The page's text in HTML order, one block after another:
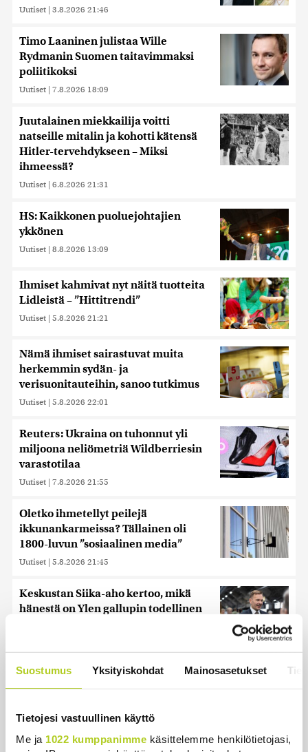
Suostumus Yksityiskohdat Mainosasetukset
Tietojesi vastuullinen käyttö
Me ja 1022 kumppanimme käsittelemme henkilötietojasi,
Uutiset | 3.8.2026 21:46
Timo Laaninen julistaa Wille
Rydmanin Suomen taitavimmaksi
poliitikoksi
Uutiset | 7.8.2026 18:09
Juutalainen miekkailija voitti
natseille mitalin ja kohotti kätensä
Hitler-tervehdykseen – Miksi
ihmeessä?
Uutiset | 6.8.2026 21:31
HS: Kaikkonen puoluejohtajien
ykkönen
Uutiset | 8.8.2026 13:09
Ihmiset kahmivat nyt näitä tuotteita
Lidleistä – ”Hittitrendi”
Uutiset | 5.8.2026 21:21
Nämä ihmiset sairastuvat muita
herkemmin sydän- ja
verisuonitauteihin, sanoo tutkimus
Uutiset | 5.8.2026 22:01
Reuters: Ukraina on tuhonnut yli
miljoona neliömetriä Wildberriesin
varastotilaa
Uutiset | 7.8.2026 21:55
Oletko ihmetellyt peilejä
ikkunankarmeissa? Tällainen oli
1800-luvun ”sosiaalinen media”
Uutiset | 5.8.2026 21:45
Keskustan Siika-aho kertoo, mikä
hänestä on Ylen gallupin todellinen
Uusimmat